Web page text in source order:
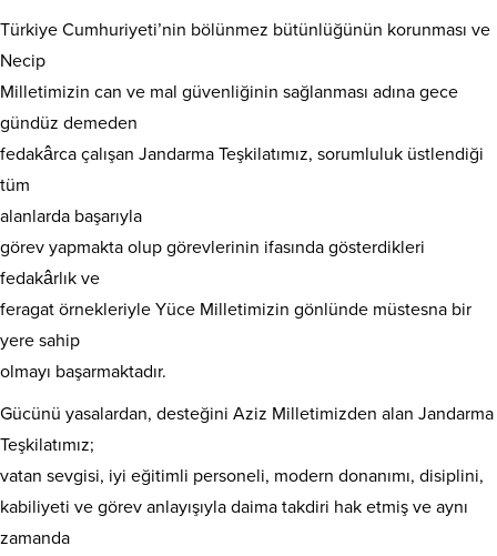
Türkiye Cumhuriyeti’nin bölünmez bütünlüğünün korunması ve
Necip
Milletimizin can ve mal güvenliğinin sağlanması adına gece
gündüz demeden
fedakârca çalışan Jandarma Teşkilatımız, sorumluluk üstlendiği
tüm
alanlarda başarıyla
görev yapmakta olup görevlerinin ifasında gösterdikleri
fedakârlık ve
feragat örnekleriyle Yüce Milletimizin gönlünde müstesna bir
yere sahip
olmayı başarmaktadır.
Gücünü yasalardan, desteğini Aziz Milletimizden alan Jandarma
Teşkilatımız;
vatan sevgisi, iyi eğitimli personeli, modern donanımı, disiplini,
kabiliyeti ve görev anlayışıyla daima takdiri hak etmiş ve aynı
zamanda